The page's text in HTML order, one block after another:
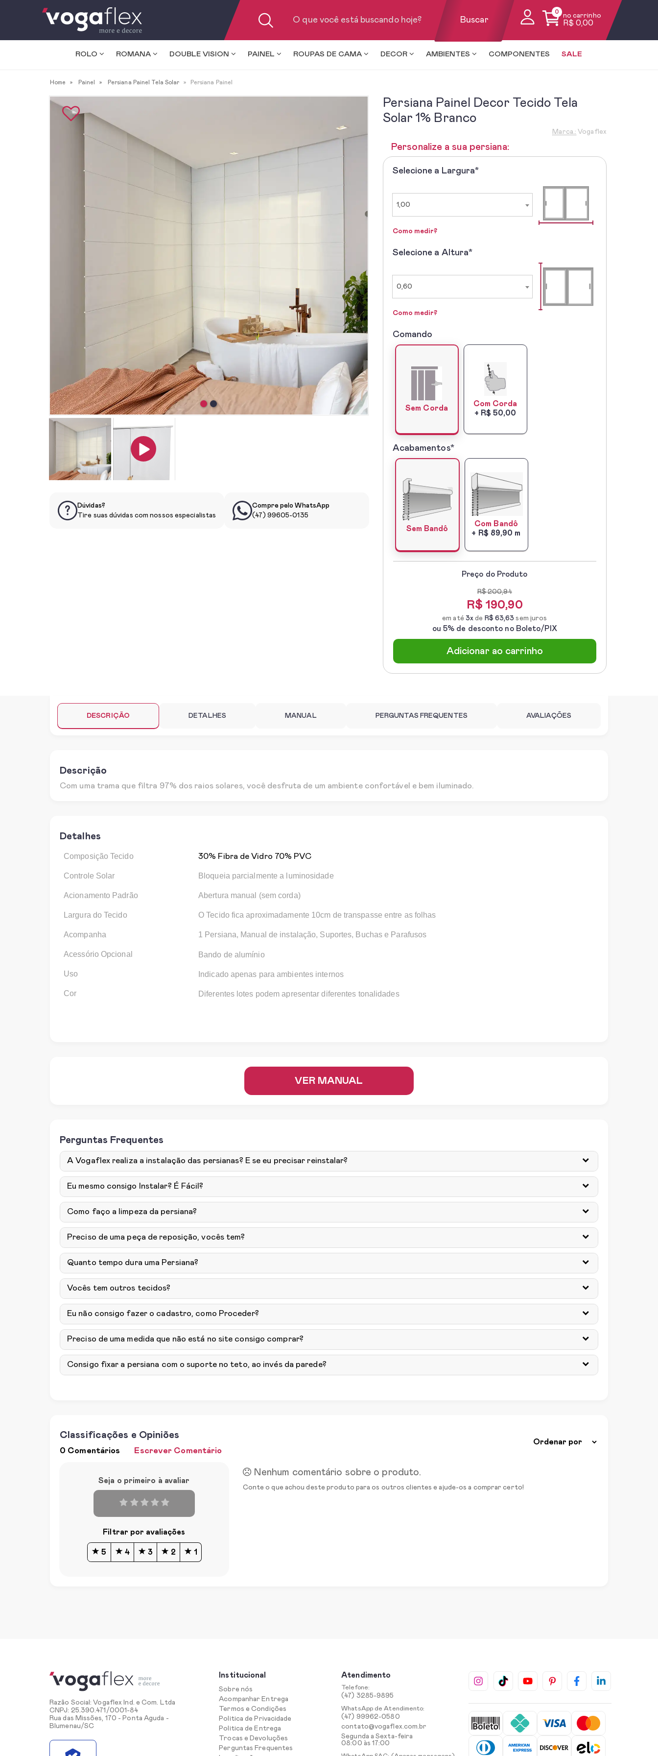
Buscar
0
no carrinho
R$ 0,00
ROLO ROMANA DOUBLE VISION PAINEL ROUPAS DE CAMA DECOR AMBIENTES COMPONENTES SALE
Home Painel Persiana Painel Tela Solar Persiana Painel
Dúvidas?
Tire suas dúvidas com nossos especialistas
Compre pelo WhatsApp
(47) 99605-0135
Persiana Painel Decor Tecido Tela
Solar 1% Branco
Marca.: Vogaflex
Personalize a sua persiana:
1º
Selecione a Largura*
1,00
Como medir?
2º
Selecione a Altura*
0,60
Como medir?
3º
Comando
Sem Corda
Com Corda
+ R$ 50,00
5º
Acabamentos*
Sem Bandô
Com Bandô
+ R$ 89,90 m
Preço do Produto
R$ 200,94
R$190,90
em até 3x de R$ 63,63 sem juros
ou 5% de desconto no Boleto/PIX
Adicionar ao carrinho
DESCRIÇÃO DETALHES MANUAL PERGUNTAS FREQUENTES AVALIAÇÕES
Descrição
Com uma trama que filtra 97% dos raios solares, você desfruta de um ambiente confortável e bem iluminado.
Detalhes
Composição Tecido 30% Fibra de Vidro 70% PVC
Controle Solar Bloqueia parcialmente a luminosidade
Acionamento Padrão Abertura manual (sem corda)
Largura do Tecido O Tecido fica aproximadamente 10cm de transpasse entre as folhas
Acompanha 1 Persiana, Manual de instalação, Suportes, Buchas e Parafusos
Acessório Opcional Bando de alumínio
Uso Indicado apenas para ambientes internos
Cor Diferentes lotes podem apresentar diferentes tonalidades
VER MANUAL
Perguntas Frequentes
A Vogaflex realiza a instalação das persianas? E se eu precisar reinstalar?
Eu mesmo consigo Instalar? É Fácil?
Como faço a limpeza da persiana?
Preciso de uma peça de reposição, vocês tem?
Quanto tempo dura uma Persiana?
Vocês tem outros tecidos?
Eu não consigo fazer o cadastro, como Proceder?
Preciso de uma medida que não está no site consigo comprar?
Consigo fixar a persiana com o suporte no teto, ao invés da parede?
Classificações e Opiniões
0 Comentários Escrever Comentário
Seja o primeiro à avaliar
Filtrar por avaliações
5 4 3 2 1
Nenhum comentário sobre o produto.
Conte o que achou deste produto para os outros clientes e ajude-os a comprar certo!
Razão Social: Vogaflex Ind. e Com. Ltda
CNPJ: 25.390.471/0001-84
Rua das Missões, 170 - Ponta Aguda -
Blumenau/SC
Institucional
Sobre nós
Acompanhar Entrega
Termos e Condições
Politica de Privacidade
Politica de Entrega
Trocas e Devoluções
Perguntas Frequentes
Atendimento
Telefone:
(47) 3285-9895
WhatsApp de Atendimento:
(47) 99962-0580
contato@vogaflex.com.br
Segunda a Sexta-feira
08:00 às 17:00